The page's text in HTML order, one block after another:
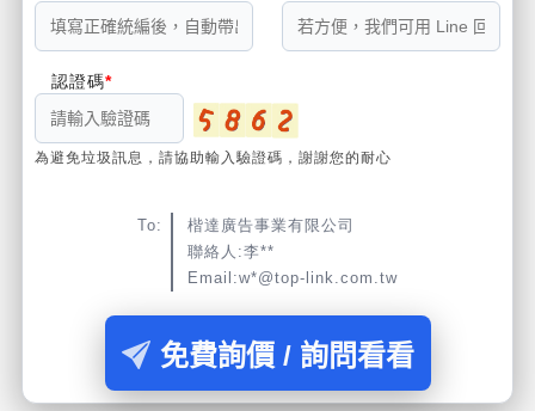
認證碼
為避免垃圾訊息，請協助輸入驗證碼，謝謝您的耐心
To:
楷達廣告事業有限公司
聯絡人:李**
Email:w*@top-link.com.tw
免費詢價 / 詢問看看